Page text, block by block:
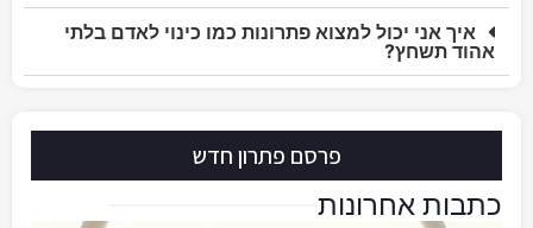
איך אני יכול למצוא פתרונות כמו כינוי לאדם בלתי
אהוד תשחץ?
פרסם פתרון חדש
כתבות אחרונות